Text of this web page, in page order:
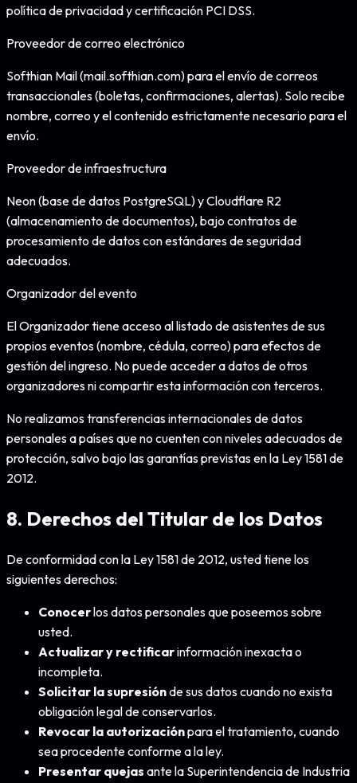
política de privacidad y certificación PCI DSS.
Proveedor de correo electrónico
Softhian Mail (mail.softhian.com) para el envío de correos
transaccionales (boletas, confirmaciones, alertas). Solo recibe
nombre, correo y el contenido estrictamente necesario para el
envío.
Proveedor de infraestructura
Neon (base de datos PostgreSQL) y Cloudflare R2
(almacenamiento de documentos), bajo contratos de
procesamiento de datos con estándares de seguridad
adecuados.
Organizador del evento
El Organizador tiene acceso al listado de asistentes de sus
propios eventos (nombre, cédula, correo) para efectos de
gestión del ingreso. No puede acceder a datos de otros
organizadores ni compartir esta información con terceros.
No realizamos transferencias internacionales de datos
personales a países que no cuenten con niveles adecuados de
protección, salvo bajo las garantías previstas en la Ley 1581 de
2012.
8. Derechos del Titular de los Datos
De conformidad con la Ley 1581 de 2012, usted tiene los
siguientes derechos:
Conocerlos datos personales que poseemos sobre
usted.
Actualizar y rectificarinformación inexacta o
incompleta.
Solicitar la supresiónde sus datos cuando no exista
obligación legal de conservarlos.
Revocar la autorizaciónpara el tratamiento, cuando
sea procedente conforme a la ley.
Presentar quejas ante la Superintendencia de Industria